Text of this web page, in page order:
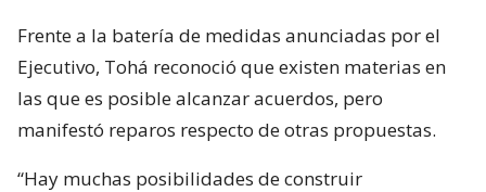
Frente a la batería de medidas anunciadas por el
Ejecutivo, Tohá reconoció que existen materias en
las que es posible alcanzar acuerdos, pero
manifestó reparos respecto de otras propuestas.
“Hay muchas posibilidades de construir